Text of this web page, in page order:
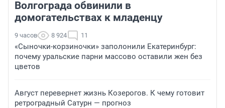
Волгограда обвинили в
домогательствах к младенцу
9 часов 8 924 11
«Сыночки-корзиночки» заполонили Екатеринбург:
почему уральские парни массово оставили жен без
цветов
Август перевернет жизнь Козерогов. К чему готовит
ретроградный Сатурн — прогноз